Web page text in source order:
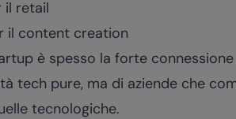
il retail
il content creation
è spesso la forte
tech pure, ma di aziende che
tecnologiche.